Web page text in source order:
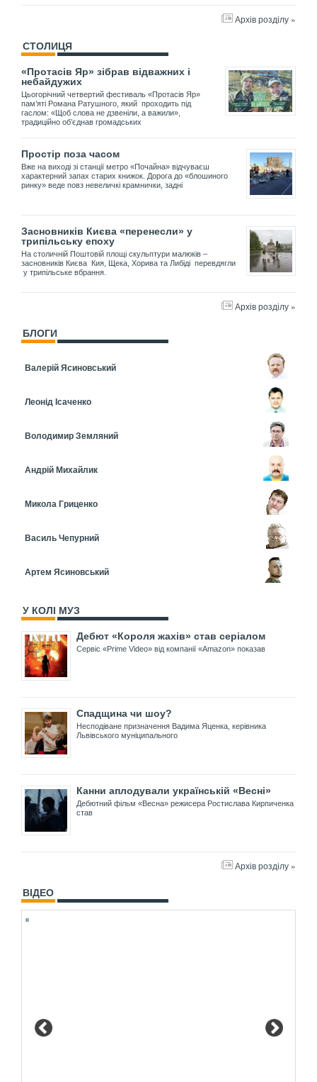
Архів розділу »
СТОЛИЦЯ
«Протасів Яр» зібрав відважних і
небайдужих
Цьогорічний четвертий фестиваль «Протасів Яр»
пам’яті Романа Ратушного, який проходить під
гаслом: «Щоб слова не дзвеніли, а важили»,
традиційно об’єднав громадських
Простір поза часом
Вже на виході зі станції метро «Почайна» відчуваєш
характерний запах старих книжок. Дорога до «блошиного
ринку» веде повз невеличкі крамнички, задні
Засновників Києва «перенесли» у
трипільську епоху
На столичній Поштовій площі скульптури малюків –
засновників Києва Кия, Щека, Хорива та Либіді перевдягли
у трипільське вбрання.
Архів розділу »
БЛОГИ
Валерій Ясиновський
Леонід Ісаченко
Володимир Земляний
Андрій Михайлик
Микола Гриценко
Василь Чепурний
Артем Ясиновський
У КОЛІ МУЗ
Дебют «Короля жахів» став серіалом
Сервіс «Prime Video» від компанії «Amazon» показав
Спадщина чи шоу?
Несподіване призначення Вадима Яценка, керівника
Львівського муніципального
Канни аплодували українській «Весні»
Дебютний фільм «Весна» режисера Ростислава Кирпиченка
став
Архів розділу »
ВІДЕО